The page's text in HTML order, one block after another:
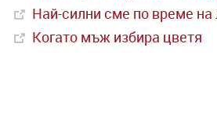
Най-силни сме по време
Когато мъж избира цветя